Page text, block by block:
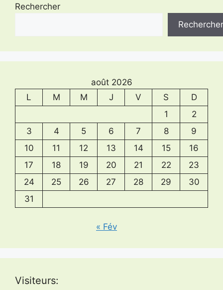
Rechercher
Rechercher
août 2026
L
M M J V S
D
1
2
3
4 5 6 7 8
9
10
11 12 13 14 15
16
17
18 19 20 21 22
23
24
25 26 27 28 29
30
31
« Fév
Visiteurs: